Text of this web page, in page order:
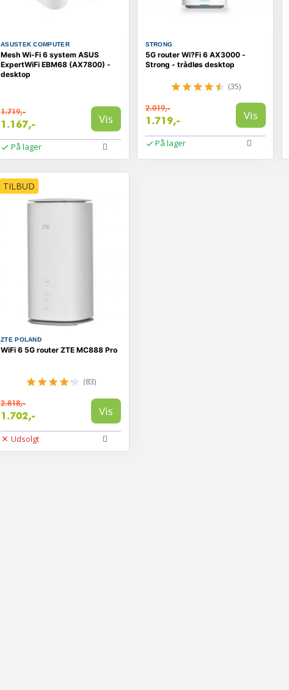
ASUSTEK COMPUTER
Mesh Wi-Fi 6 system ASUS
ExpertWiFi EBM68 (AX7800) -
desktop
1.719,-
1.167,- Vis
På lager
STRONG
5G router Wi?Fi 6 AX3000 -
Strong - trådløs desktop
(35)
2.019,-
1.719,- Vis
På lager
TILBUD
ZTE POLAND
WiFi 6 5G router ZTE MC888 Pro
(83)
2.818,-
1.702,- Vis
Udsolgt